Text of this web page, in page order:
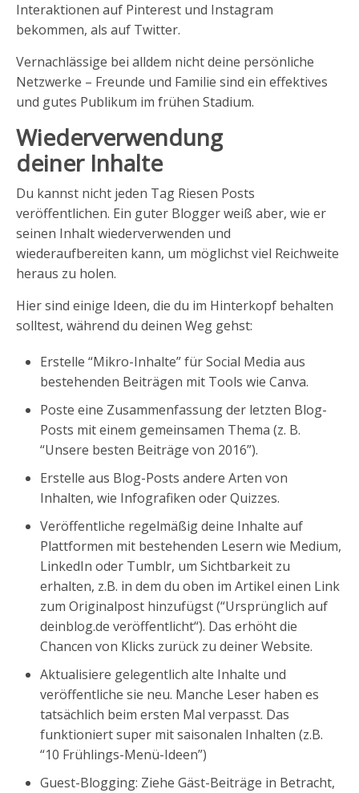
Interaktionen auf Pinterest und Instagram
bekommen, als auf Twitter.
Vernachlässige bei alldem nicht deine persönliche
Netzwerke – Freunde und Familie sind ein effektives
und gutes Publikum im frühen Stadium.
Wiederverwendung
deiner Inhalte
Du kannst nicht jeden Tag Riesen Posts
veröffentlichen. Ein guter Blogger weiß aber, wie er
seinen Inhalt wiederverwenden und
wiederaufbereiten kann, um möglichst viel Reichweite
heraus zu holen.
Hier sind einige Ideen, die du im Hinterkopf behalten
solltest, während du deinen Weg gehst:
Erstelle “Mikro-Inhalte” für Social Media aus
bestehenden Beiträgen mit Tools wie Canva.
Poste eine Zusammenfassung der letzten Blog-
Posts mit einem gemeinsamen Thema (z. B.
“Unsere besten Beiträge von 2016”).
Erstelle aus Blog-Posts andere Arten von
Inhalten, wie Infografiken oder Quizzes.
Veröffentliche regelmäßig deine Inhalte auf
Plattformen mit bestehenden Lesern wie Medium,
LinkedIn oder Tumblr, um Sichtbarkeit zu
erhalten, z.B. in dem du oben im Artikel einen Link
zum Originalpost hinzufügst (“Ursprünglich auf
deinblog.de veröffentlicht“). Das erhöht die
Chancen von Klicks zurück zu deiner Website.
Aktualisiere gelegentlich alte Inhalte und
veröffentliche sie neu. Manche Leser haben es
tatsächlich beim ersten Mal verpasst. Das
funktioniert super mit saisonalen Inhalten (z.B.
“10 Frühlings-Menü-Ideen”)
Guest-Blogging: Ziehe Gäst-Beiträge in Betracht,